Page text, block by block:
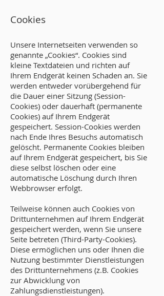
Cookies
Unsere Internetseiten verwenden so
genannte „Cookies“. Cookies sind
kleine Textdateien und richten auf
Ihrem Endgerät keinen Schaden an. Sie
werden entweder vorübergehend für
die Dauer einer Sitzung (Session-
Cookies) oder dauerhaft (permanente
Cookies) auf Ihrem Endgerät
gespeichert. Session-Cookies werden
nach Ende Ihres Besuchs automatisch
gelöscht. Permanente Cookies bleiben
auf Ihrem Endgerät gespeichert, bis Sie
diese selbst löschen oder eine
automatische Löschung durch Ihren
Webbrowser erfolgt.
Teilweise können auch Cookies von
Drittunternehmen auf Ihrem Endgerät
gespeichert werden, wenn Sie unsere
Seite betreten (Third-Party-Cookies).
Diese ermöglichen uns oder Ihnen die
Nutzung bestimmter Dienstleistungen
des Drittunternehmens (z.B. Cookies
zur Abwicklung von
Zahlungsdienstleistungen).